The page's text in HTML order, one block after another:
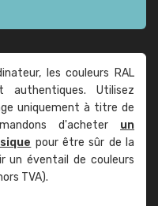
les couleurs RAL
authentiques. Utilisez
uniquement à titre de
d'acheter un
pour être sûr de la
un éventail de couleurs
TVA).